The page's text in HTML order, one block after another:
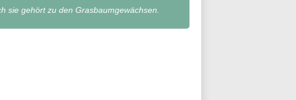
sie gehört zu den Grasbaumgewächsen.